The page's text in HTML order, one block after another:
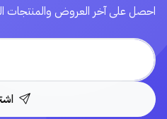
احصل على آخر العروض والمنتجات